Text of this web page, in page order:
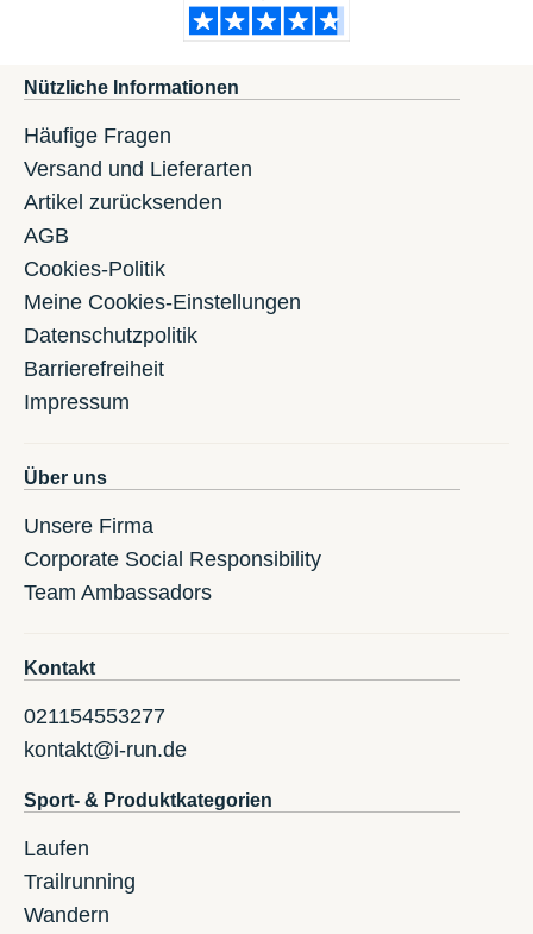
Nützliche Informationen
Häufige Fragen
Versand und Lieferarten
Artikel zurücksenden
AGB
Cookies-Politik
Meine Cookies-Einstellungen
Datenschutzpolitik
Barrierefreiheit
Impressum
Über uns
Unsere Firma
Corporate Social Responsibility
Team Ambassadors
Kontakt
021154553277
kontakt@i-run.de
Sport- & Produktkategorien
Laufen
Trailrunning
Wandern